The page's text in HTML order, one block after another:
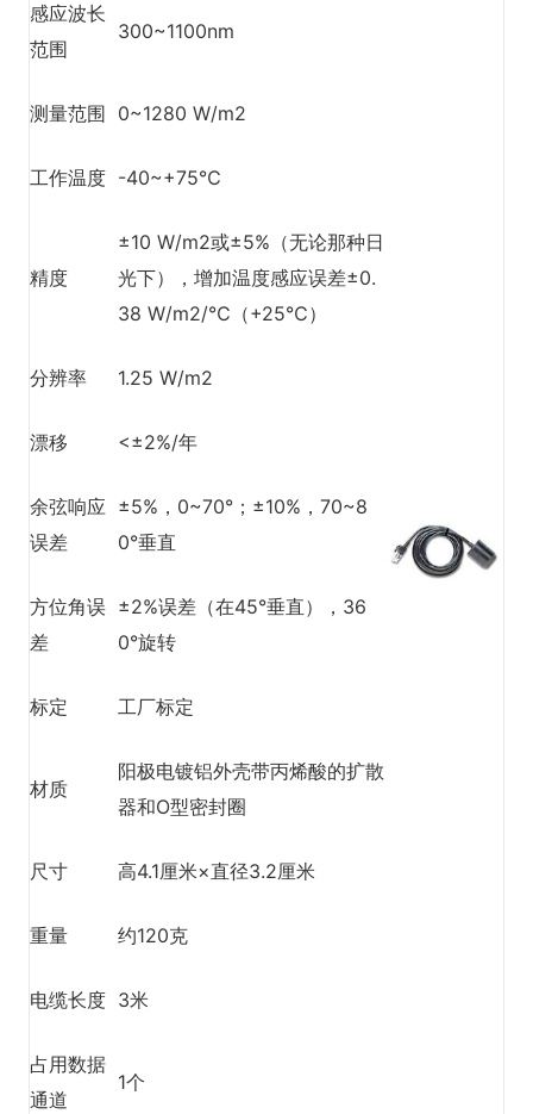
感应波长
范围
300~1100nm
测量范围 0~1280 W/m2
工作温度 -40~+75℃
精度
±10 W/m2或±5%（无论那种日
光下），增加温度感应误差±0.
38 W/m2/℃（+25℃）
分辨率 1.25 W/m2
漂移 <±2%/年
余弦响应
误差
±5%，0~70°；±10%，70~8
0°垂直
方位角误
差
±2%误差（在45°垂直），36
0°旋转
标定 工厂标定
材质
阳极电镀铝外壳带丙烯酸的扩散
器和O型密封圈
尺寸 高4.1厘米×直径3.2厘米
重量 约120克
电缆长度 3米
占用数据
通道
1个